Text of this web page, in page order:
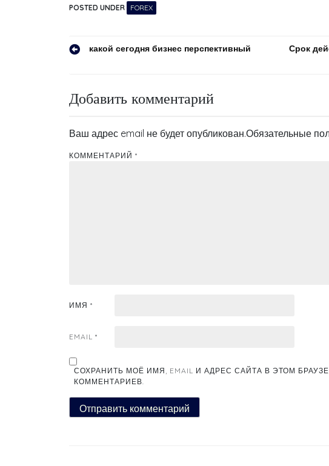
POSTED UNDER FOREX
Навигация
записям
какой сегодня бизнес перспективный
Срок
Добавить комментарий
Ваш адрес email не будет опубликован.Обязательные
КОММЕНТАРИЙ *
ИМЯ *
EMAIL *
СОХРАНИТЬ МОЁ ИМЯ, EMAIL И АДРЕС САЙТА В ЭТОМ
КОММЕНТАРИЕВ.